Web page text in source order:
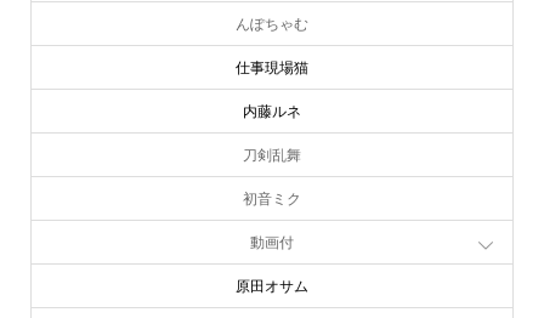
んぽちゃむ
仕事現場猫
内藤ルネ
刀剣乱舞
初音ミク
動画付
原田オサム